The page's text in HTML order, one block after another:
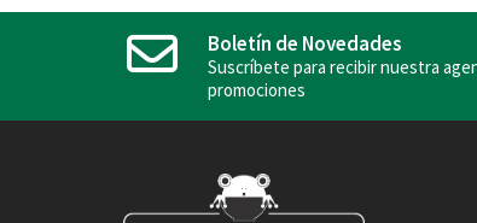
Boletín de Novedades
Suscríbete para recibir nuestra
promociones